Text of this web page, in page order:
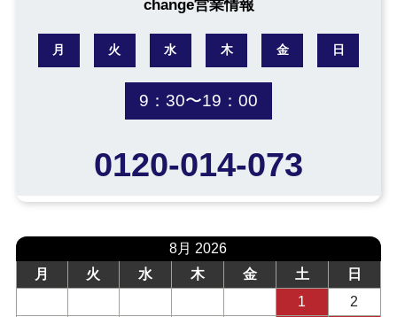
change営業情報
月 火 水 木 金 日
9：30〜19：00
0120-014-073
8月 2026
月
火 水 木 金 土
日
1
2